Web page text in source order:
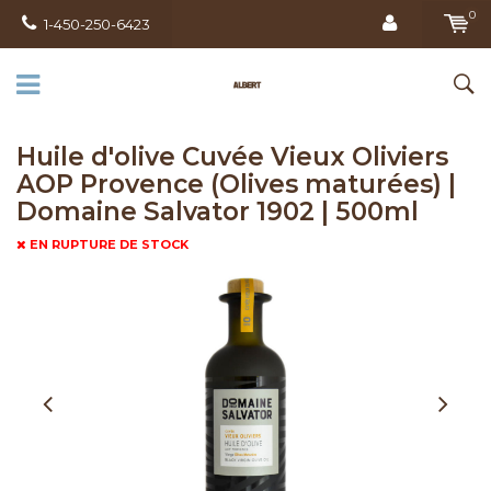
1-450-250-6423
0
Huile d'olive Cuvée Vieux Oliviers
AOP Provence (Olives maturées) |
Domaine Salvator 1902 | 500ml
EN RUPTURE DE STOCK